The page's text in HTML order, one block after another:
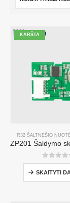
KARŠTA
R32 ŠALTNEŠIO
0iš 5
SKAITYTI